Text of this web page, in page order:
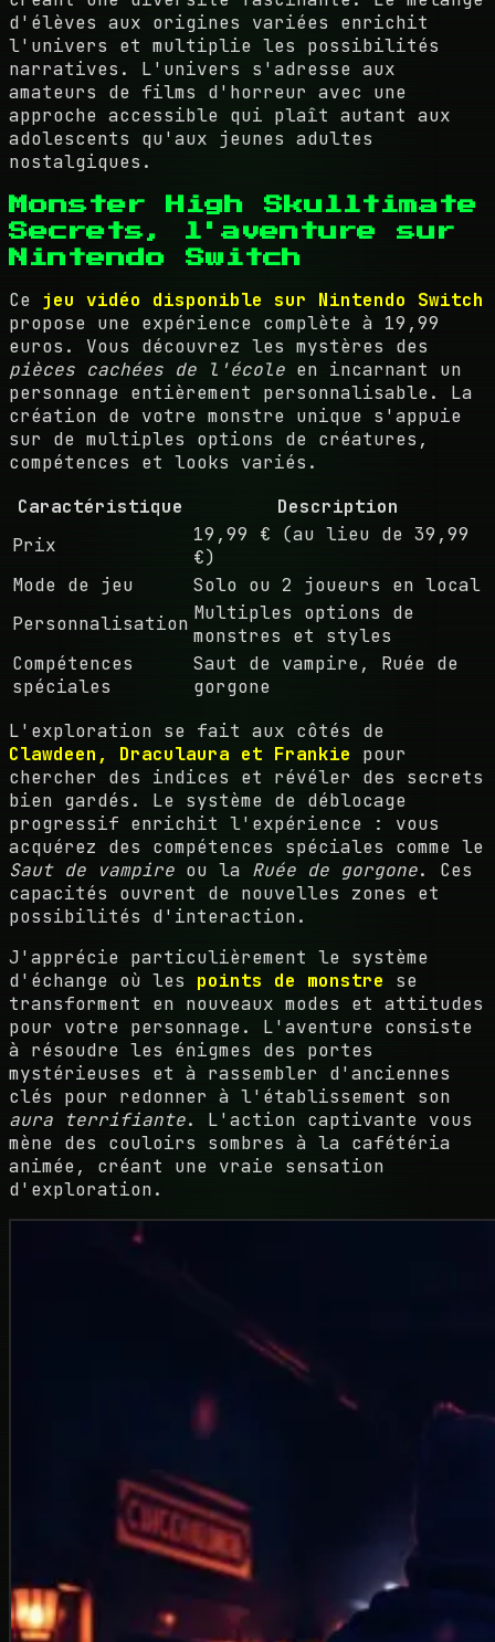
d'élèves aux origines variées enrichit
l'univers et multiplie les possibilités
narratives. L'univers s'adresse aux
amateurs de films d'horreur avec une
approche accessible qui plaît autant aux
adolescents qu'aux jeunes adultes
nostalgiques.
Monster High Skulltimate
Secrets, l'aventure sur
Nintendo Switch
Ce jeu vidéo disponible sur Nintendo Switch
propose une expérience complète à 19,99
euros. Vous découvrez les mystères des
pièces cachées de l'école en incarnant un
personnage entièrement personnalisable. La
création de votre monstre unique s'appuie
sur de multiples options de créatures,
compétences et looks variés.
Caractéristique
Description
Prix
19,99 € (au lieu de 39,99
€)
Mode de jeu
Solo ou 2 joueurs en local
Personnalisation Multiples options de
monstres et styles
Compétences
spéciales
Saut de vampire, Ruée de
gorgone
L'exploration se fait aux côtés de
Clawdeen, Draculaura et Frankie pour
chercher des indices et révéler des secrets
bien gardés. Le système de déblocage
progressif enrichit l'expérience : vous
acquérez des compétences spéciales comme le
Saut de vampire ou la Ruée de gorgone. Ces
capacités ouvrent de nouvelles zones et
possibilités d'interaction.
J'apprécie particulièrement le système
d'échange où les points de monstre se
transforment en nouveaux modes et attitudes
pour votre personnage. L'aventure consiste
à résoudre les énigmes des portes
mystérieuses et à rassembler d'anciennes
clés pour redonner à l'établissement son
aura terrifiante. L'action captivante vous
mène des couloirs sombres à la cafétéria
animée, créant une vraie sensation
d'exploration.